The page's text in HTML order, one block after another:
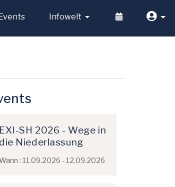
Infowelt
EXI-SH 2026 - Wege in
die Niederlassung
: 11.09.2026 - 12.09.2026